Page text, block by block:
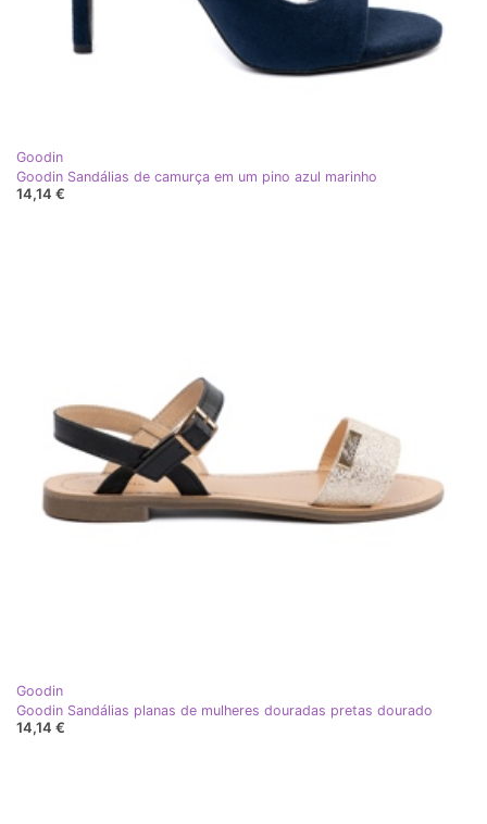
Goodin
Goodin Sandálias de camurça em um pino azul marinho
14,14 €
Goodin
Goodin Sandálias planas de mulheres douradas pretas dourado
14,14 €